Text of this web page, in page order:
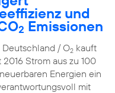
und
2 Emissionen
/ O2kauft
2016 Strom aus zu 100
Energien ein
mit